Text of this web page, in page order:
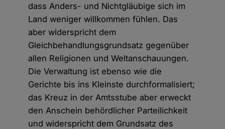
dass Anders- und Nichtgläubige sich im
Land weniger willkommen fühlen. Das
aber widerspricht dem
Gleichbehandlungsgrundsatz gegenüber
allen Religionen und Weltanschauungen.
Die Verwaltung ist ebenso wie die
Gerichte bis ins Kleinste durchformalisiert;
das Kreuz in der Amtsstube aber erweckt
den Anschein behördlicher Parteilichkeit
und widerspricht dem Grundsatz des